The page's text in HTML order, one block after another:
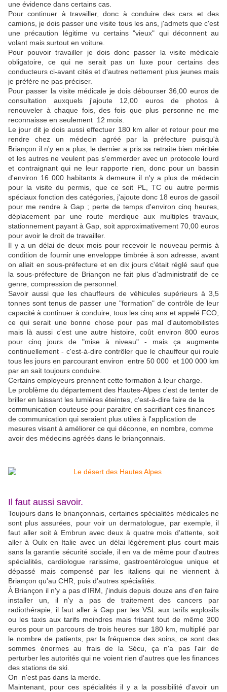
une évidence dans certains cas.
Pour continuer à travailler, donc à conduire des cars et des
camions, je dois passer une visite tous les ans, j'admets que c'est
une précaution légitime vu certains "vieux" qui déconnent au
volant mais surtout en voiture.
Pour pouvoir travailler je dois donc passer la visite médicale
obligatoire, ce qui ne serait pas un luxe pour certains des
conducteurs ci-avant cités et d'autres nettement plus jeunes mais
je préfère ne pas préciser.
Pour passer la visite médicale je dois débourser 36,00 euros de
consultation auxquels j'ajoute 12,00 euros de photos à
renouveler à chaque fois, des fois que plus personne ne me
reconnaisse en seulement 12 mois.
Le jour dit je dois aussi effectuer 180 km aller et retour pour me
rendre chez un médecin agréé par la préfecture puisqu'à
Briançon il n'y en a plus, le dernier a pris sa retraite bien méritée
et les autres ne veulent pas s'emmerder avec un protocole lourd
et contraignant qui ne leur rapporte rien, donc pour un bassin
d'environ 16 000 habitants à demeure il n'y a plus de médecin
pour la visite du permis, que ce soit PL, TC ou autre permis
spéciaux fonction des catégories, j'ajoute donc 18 euros de gasoil
pour me rendre à Gap ; perte de temps d'environ cinq heures,
déplacement par une route merdique aux multiples travaux,
stationnement payant à Gap, soit approximativement 70,00 euros
pour avoir le droit de travailler.
Il y a un délai de deux mois pour recevoir le nouveau permis à
condition de fournir une enveloppe timbrée à son adresse, avant
on allait en sous-préfecture et en dix jours c'était réglé sauf que
la sous-préfecture de Briançon ne fait plus d'administratif de ce
genre, compression de personnel.
Savoir aussi que les chauffeurs de véhicules supérieurs à 3,5
tonnes sont tenus de passer une "formation" de contrôle de leur
capacité à continuer à conduire, tous les cinq ans et appelé FCO,
ce qui serait une bonne chose pour pas mal d'automobilistes
mais là aussi c'est une autre histoire, coût environ 800 euros
pour cinq jours de "mise à niveau" - mais ça augmente
continuellement - c'est-à-dire contrôler que le chauffeur qui roule
tous les jours en parcourant environ entre 50 000 et 100 000 km
par an sait toujours conduire.
Certains employeurs prennent cette formation à leur charge.
Le problème du département des Hautes-Alpes c'est de tenter de
briller en laissant les lumières éteintes, c'est-à-dire faire de la
communication couteuse pour paraitre en sacrifiant ces finances
de communication qui seraient plus utiles à l'application de
mesures visant à améliorer ce qui déconne, en nombre, comme
avoir des médecins agréés dans le briançonnais.
Il faut aussi savoir.
Toujours dans le briançonnais, certaines spécialités médicales ne
sont plus assurées, pour voir un dermatologue, par exemple, il
faut aller soit à Embrun avec deux à quatre mois d'attente, soit
aller à Oulx en Italie avec un délai légèrement plus court mais
sans la garantie sécurité sociale, il en va de même pour d'autres
spécialités, cardiologue rarissime, gastroentérologue unique et
dépassé mais compensé par les italiens qui ne viennent à
Briançon qu'au CHR, puis d'autres spécialités.
À Briançon il n'y a pas d'IRM, j'induis depuis douze ans d'en faire
installer un, il n'y a pas de traitement des cancers par
radiothérapie, il faut aller à Gap par les VSL aux tarifs explosifs
ou les taxis aux tarifs moindres mais frisant tout de même 300
euros pour un parcours de trois heures sur 180 km, multiplié par
le nombre de patients, par la fréquence des soins, ce sont des
sommes énormes au frais de la Sécu, ça n'a pas l'air de
perturber les autorités qui ne voient rien d'autres que les finances
des stations de ski.
On n'est pas dans la merde.
Maintenant, pour ces spécialités il y a la possibilité d'avoir un